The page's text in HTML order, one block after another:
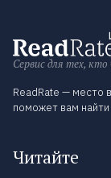
Сервис для тех,
ReadRate — место
поможет вам найти
Читайте